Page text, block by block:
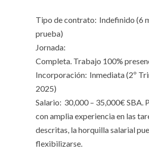
Tipo de contrato: Indefinido (6
prueba)
Jornada:
Completa. Trabajo 100%
Incorporación: Inmediata (2º
2025)
Salario: 30,000 – 35,000€ SBA.
con amplia experiencia en las
descritas, la horquilla salarial
flexibilizarse.